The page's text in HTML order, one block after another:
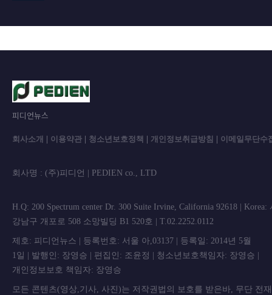
피디언뉴스
회사소개 이용약관 청소년보호정책 개인정보취급방침 이메일무단수
회사명 : (주)피디언 | PEDIEN co.,
H.Q: 200 Spectrum center Dr. 300 Suite Irvine, California 92618 | Korea:
강남구 개포로 508 소망빌딩 B1 520호 | T.02.2252.0112
제호: 피디언뉴스 | 등록번호: 서울 아,03137 | 등록일: 2014년 5월
1일 | 발행인: 장영승 | 편집인: 조윤정 | 청소년보호책임자: 장영승 |
개인정보보호 책임자: 장영승
모든 콘텐츠(영상,기사, 사진)는 저작권법의 보호를 받은바, 무단 전